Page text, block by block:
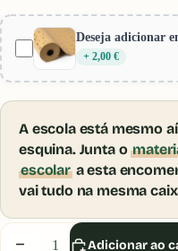
Fechada Cookie Sage Green
Deseja adicionar
+ 2,00 €
Diminuir
Aumentar
A escola está mesmo
esquina. Junta o
escolara esta
vai tudo na mesma
Adicionar ao